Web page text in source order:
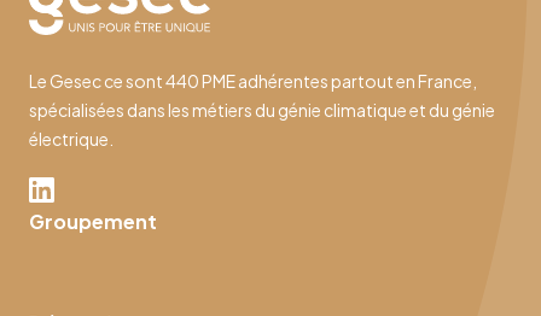
Le Gesec ce sont 440 PME adhérentes partout en France,
spécialisées dans les métiers du génie climatique et du génie
électrique.
Groupement